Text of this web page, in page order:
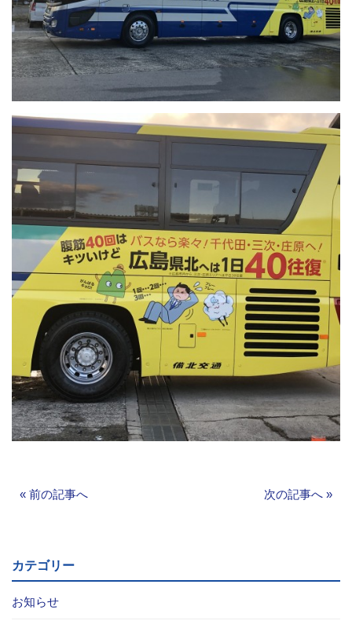
« 前の記事へ 次の記事へ »
カテゴリー
お知らせ